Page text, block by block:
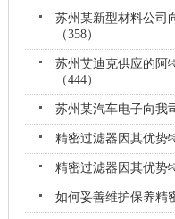
苏州某新型材料公司
（358）
苏州艾迪克供应的阿
（444）
苏州某汽车电子向我
精密过滤器因其优势
精密过滤器因其优势
如何妥善维护保养精